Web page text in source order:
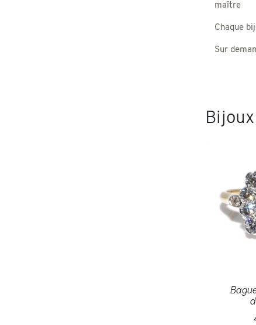
maître
Chaque
Sur